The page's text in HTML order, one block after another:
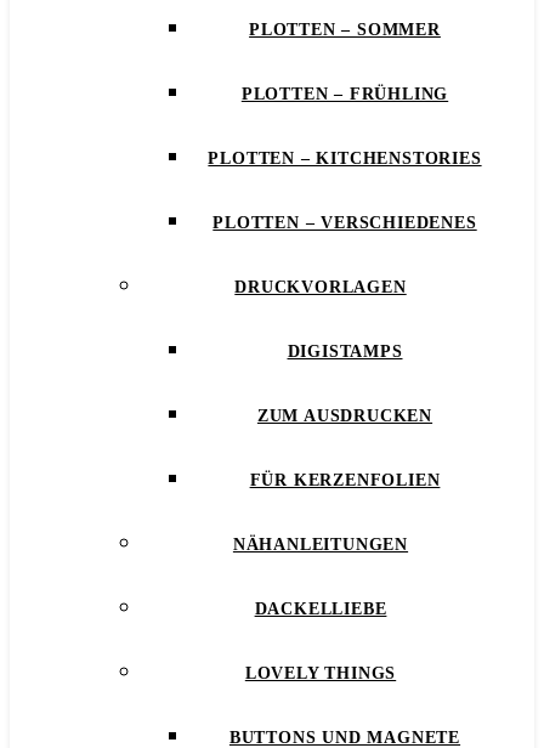
PLOTTEN – SOMMER
PLOTTEN – FRÜHLING
PLOTTEN – KITCHENSTORIES
PLOTTEN – VERSCHIEDENES
DRUCKVORLAGEN
DIGISTAMPS
ZUM AUSDRUCKEN
FÜR KERZENFOLIEN
NÄHANLEITUNGEN
DACKELLIEBE
LOVELY THINGS
BUTTONS UND MAGNETE